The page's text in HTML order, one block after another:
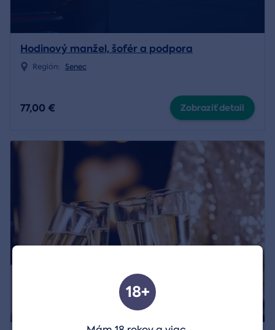
Hodinový manžel, šofér a podpora
Región: Senec
77,00 € Zobraziť detail
18+